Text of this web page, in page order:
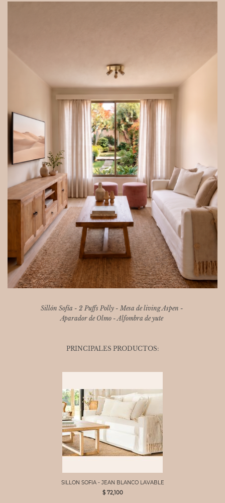
Sillón Sofía - 2 Puffs Polly - Mesa de living Aspen -
Aparador de Olmo - Alfombra de yute
PRINCIPALES PRODUCTOS:
SILLON SOFIA - JEAN BLANCO LAVABLE
$ 72,100